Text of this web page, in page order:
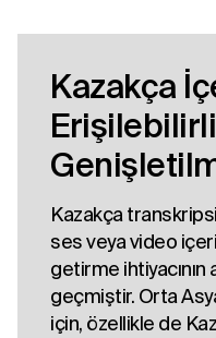
Kazakça
Kazakça
ses veya video
getirme
geçmiştir. Orta
için, özellikle de